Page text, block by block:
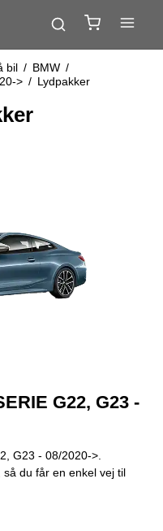
bil / BMW /
> / Lydpakker
G22, G23 -
G23 - 08/2020->.
du får en enkel vej til